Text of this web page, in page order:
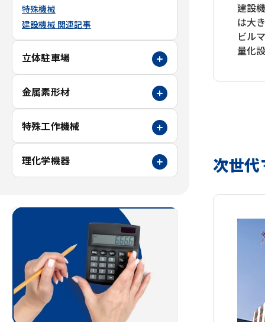
特殊機械
建設機械 関連記事
立体駐車場
金属素形材
特殊工作機械
理化学機器
建設
は大
ビル
量化
次世